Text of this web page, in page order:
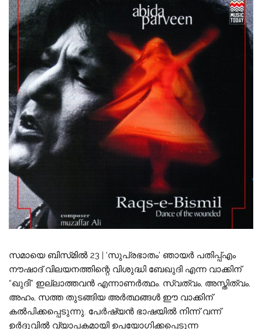
സമായെ ബിസ്‌മിൽ 23 | ‘സുപ്രഭാതം’ ഞായർ പതിപ്പ്എം
നൗഷാദ് വിലയനത്തിന്റെ വിശുദ്ധി ബേഖുദി എന്ന വാക്കിന്
“ഖുദി” ഇല്ലാത്തവൻ എന്നാണർത്ഥം. സ്വത്വം, അസ്തിത്വം,
അഹം, സത്ത തുടങ്ങിയ അർത്ഥങ്ങൾ ഈ വാക്കിന്
കൽപിക്കപ്പെടുന്നു. പേർഷ്യൻ ഭാഷയിൽ നിന്ന് വന്ന്
ഉർദുവിൽ വ്യാപകമായി ഉപയോഗിക്കപ്പെടുന്ന